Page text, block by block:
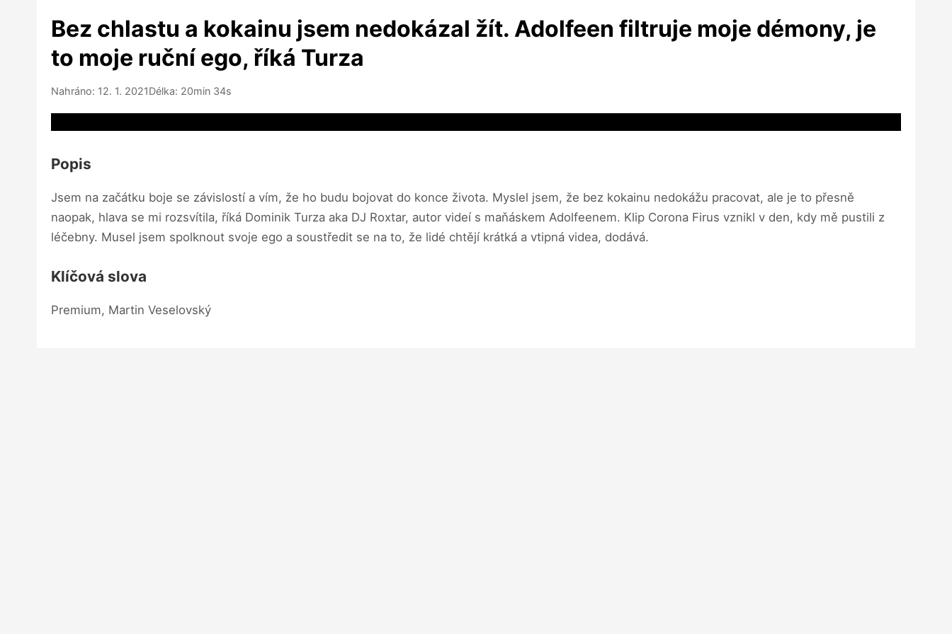
Bez chlastu a kokainu jsem nedokázal žít. Adolfeen filtruje moje démony, je
to moje ruční ego, říká Turza
Nahráno: 12. 1. 2021Délka: 20min 34s
Popis
Jsem na začátku boje se závislostí a vím, že ho budu bojovat do konce života. Myslel jsem, že bez kokainu nedokážu pracovat, ale je to přesně
naopak, hlava se mi rozsvítila, říká Dominik Turza aka DJ Roxtar, autor videí s maňáskem Adolfeenem. Klip Corona Firus vznikl v den, kdy mě pustili z
léčebny. Musel jsem spolknout svoje ego a soustředit se na to, že lidé chtějí krátká a vtipná videa, dodává.
Klíčová slova
Premium, Martin Veselovský